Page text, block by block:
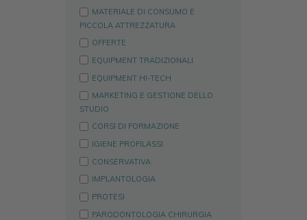
MATERIALE DI CONSUMO E
PICCOLA ATTREZZATURA
OFFERTE
EQUIPMENT TRADIZIONALI
EQUIPMENT HI-TECH
MARKETING E GESTIONE DELLO
STUDIO
CORSI DI FORMAZIONE
IGIENE PROFILASSI
CONSERVATIVA
IMPLANTOLOGIA
PROTESI
PARODONTOLOGIA CHIRURGIA